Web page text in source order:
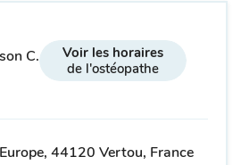
C.
Voir les horaires
de l'ostéopathe
44120 Vertou, France